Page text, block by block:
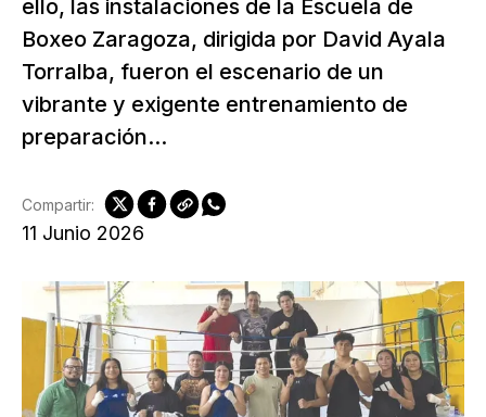
ello, las instalaciones de la Escuela de
Boxeo Zaragoza, dirigida por David Ayala
Torralba, fueron el escenario de un
vibrante y exigente entrenamiento de
preparación...
11 Junio 2026
Compartir: